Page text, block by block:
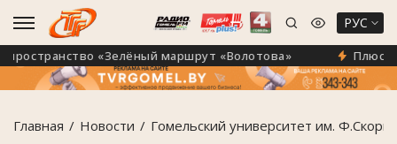
РУС
«Зелёный маршрут «Волотова» Плюс 40
Главная Новости Гомельский университет им.